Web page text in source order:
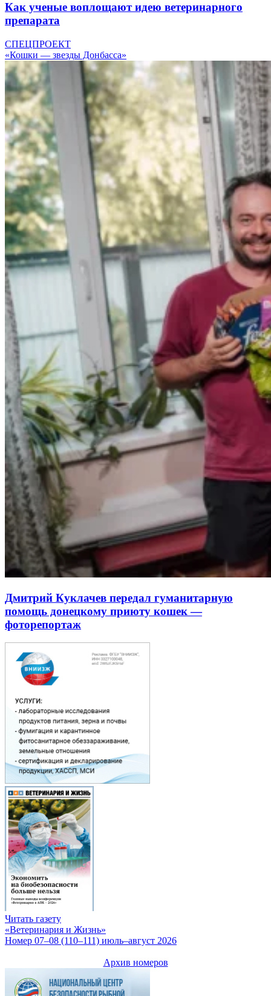
Как ученые воплощают идею ветеринарного
препарата
СПЕЦПРОЕКТ
«Кошки — звезды Донбасса»
Дмитрий Куклачев передал гуманитарную
помощь донецкому приюту кошек —
фоторепортаж
Читать газету
«Ветеринария и Жизнь»
Номер 07–08 (110–111) июль–август 2026
Архив номеров